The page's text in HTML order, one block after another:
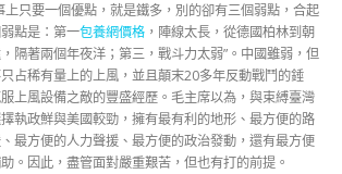
上只要一個優點，就是鐵多，別的卻有三個弱點，合起
點是：第一包養網價格 ，陣線太長，從德國柏林到朝
隔著兩個年夜洋；第三，戰斗力太弱”。中國雖弱，但
占稀有量上的上風，並且顛末20多年反動戰鬥的錘
上風設備之敵的豐盛經歷。毛主席以為，與束縛臺灣
執政鮮與美國較勁，擁有最有利的地形、最方便的路
最方便的人力聲援、最方便的政治發動，還有最方便
。因此，盡管面對嚴重艱苦，但也有打的前提。